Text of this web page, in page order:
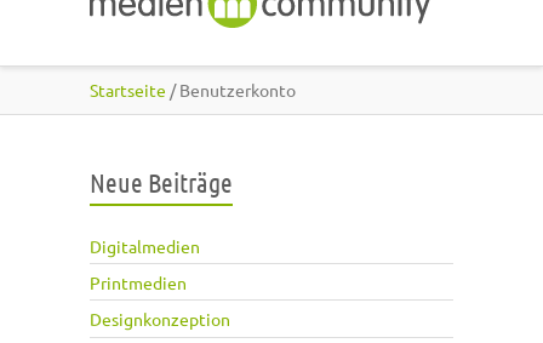
Startseite / Benutzerkonto
Neue Beiträge
Digitalmedien
Printmedien
Designkonzeption